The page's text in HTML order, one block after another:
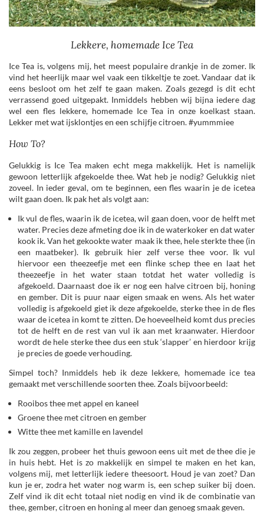
Lekkere, homemade Ice Tea
Ice Tea is, volgens mij, het meest populaire drankje in de zomer. Ik
vind het heerlijk maar wel vaak een tikkeltje te zoet. Vandaar dat ik
eens besloot om het zelf te gaan maken. Zoals gezegd is dit echt
verrassend goed uitgepakt. Inmiddels hebben wij bijna iedere dag
wel een fles lekkere, homemade Ice Tea in onze koelkast staan.
Lekker met wat ijsklontjes en een schijfje citroen. #yummmiee
How To?
Gelukkig is Ice Tea maken echt mega makkelijk. Het is namelijk
gewoon letterlijk afgekoelde thee. Wat heb je nodig? Gelukkig niet
zoveel. In ieder geval, om te beginnen, een fles waarin je de icetea
wilt gaan doen. Ik pak het als volgt aan:
Ik vul de fles, waarin ik de icetea, wil gaan doen, voor de helft met
water. Precies deze afmeting doe ik in de waterkoker en dat water
kook ik. Van het gekookte water maak ik thee, hele sterkte thee (in
een maatbeker). Ik gebruik hier zelf verse thee voor. Ik vul
hiervoor een theezeefje met een flinke schep thee en laat het
theezeefje in het water staan totdat het water volledig is
afgekoeld. Daarnaast doe ik er nog een halve citroen bij, honing
en gember. Dit is puur naar eigen smaak en wens. Als het water
volledig is afgekoeld giet ik deze afgekoelde, sterke thee in de fles
waar de icetea in komt te zitten. De hoeveelheid komt dus precies
tot de helft en de rest van vul ik aan met kraanwater. Hierdoor
wordt de hele sterke thee dus een stuk ‘slapper’ en hierdoor krijg
je precies de goede verhouding.
Simpel toch? Inmiddels heb ik deze lekkere, homemade ice tea
gemaakt met verschillende soorten thee. Zoals bijvoorbeeld:
Rooibos thee met appel en kaneel
Groene thee met citroen en gember
Witte thee met kamille en lavendel
Ik zou zeggen, probeer het thuis gewoon eens uit met de thee die je
in huis hebt. Het is zo makkelijk en simpel te maken en het kan,
volgens mij, met letterlijk iedere theesoort. Houd je van zoet? Dan
kun je er, zodra het water nog warm is, een schep suiker bij doen.
Zelf vind ik dit echt totaal niet nodig en vind ik de combinatie van
thee, gember, citroen en honing al meer dan genoeg smaak geven.